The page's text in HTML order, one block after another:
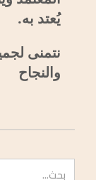
يُعتد به.
نتمنى
والنجاح
جدول
[بعد التعديل]
2026/JUN/11